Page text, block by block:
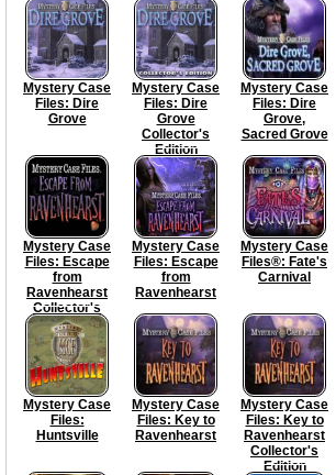
Mystery Case
Files: Dire
Grove
Mystery Case
Files: Dire
Grove
Collector's
Edition
Mystery Case
Files: Dire
Grove,
Sacred Grove
Mystery Case
Files: Escape
from
Ravenhearst
Collector's
Edition
Mystery Case
Files: Escape
from
Ravenhearst
Mystery Case
Files®: Fate's
Carnival
Mystery Case
Files:
Huntsville
Mystery Case
Files: Key to
Ravenhearst
Mystery Case
Files: Key to
Ravenhearst
Collector's
Edition